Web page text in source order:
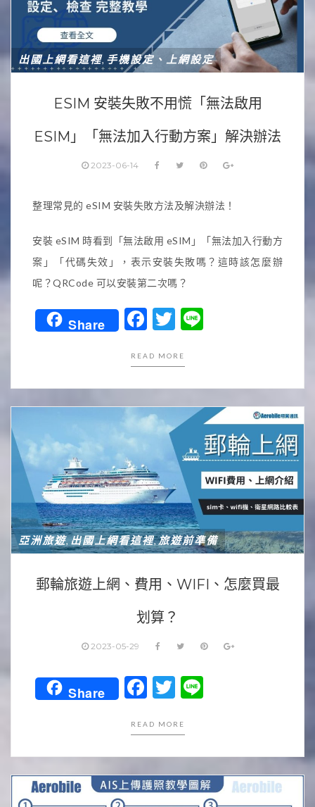
出國上網看這裡, 手機設定、上網設定
ESIM 安裝失敗不用慌「無法啟用
ESIM」「無法加入行動方案」解決辦法
2023-06-14
整理常見的 eSIM 安裝失敗方法及解決辦法！
安裝 eSIM 時看到「無法啟用 eSIM」「無法加入行動方
案」「代碼失效」，表示安裝失敗嗎？這時該怎麼辦
呢？QRCode 可以安裝第二次嗎？
Share Facebook
Twitter
Line
READ MORE
亞洲旅遊, 出國上網看這裡,旅遊前準備
郵輪旅遊上網、費用、WIFI、怎麼買最
划算？
2023-05-29
Share Facebook
Twitter
Line
READ MORE